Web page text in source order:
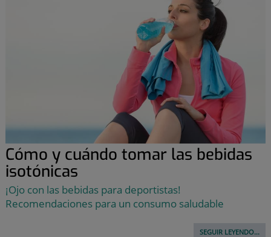
Cómo y cuándo tomar las bebidas
isotónicas
¡Ojo con las bebidas para deportistas!
Recomendaciones para un consumo saludable
SEGUIR LEYENDO...